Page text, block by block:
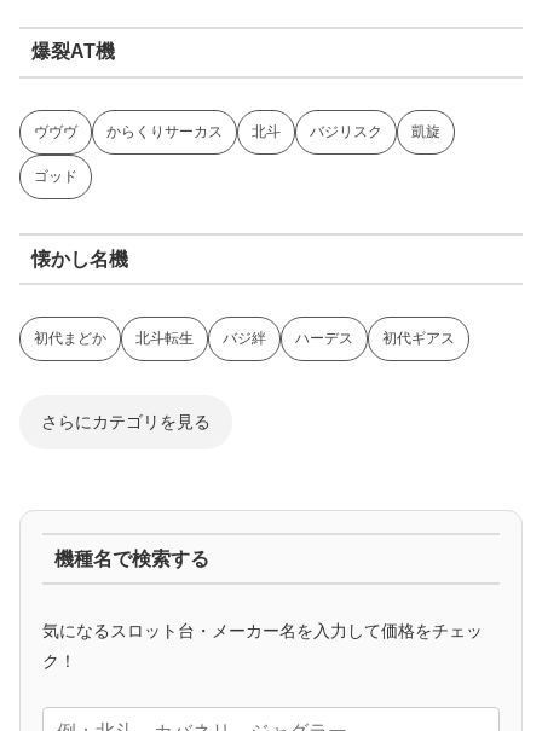
爆裂AT機
ヴヴヴ からくりサーカス 北斗 バジリスク 凱旋
ゴッド
懐かし名機
初代まどか 北斗転生 バジ絆 ハーデス 初代ギアス
さらにカテゴリを見る
マイジャグ ファンキー アイム ゴージャグ ハッピー
アニメタイアップ
機種名で検索する
気になるスロット台・メーカー名を入力して価格をチェッ
ク！